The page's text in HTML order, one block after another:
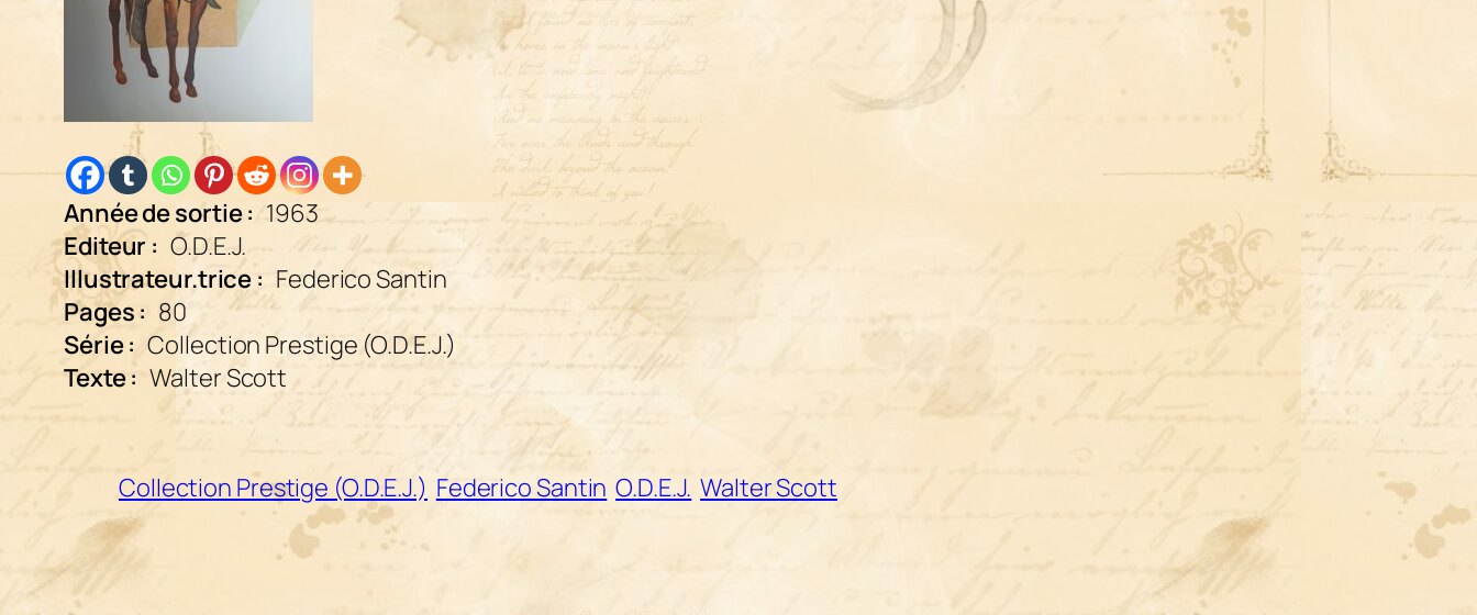
Année de sortie : 1963
Editeur : O.D.E.J.
Illustrateur.trice : Federico Santin
Pages : 80
Série : Collection Prestige (O.D.E.J.)
Texte : Walter Scott
Collection Prestige (O.D.E.J.) Federico Santin O.D.E.J. Walter Scott